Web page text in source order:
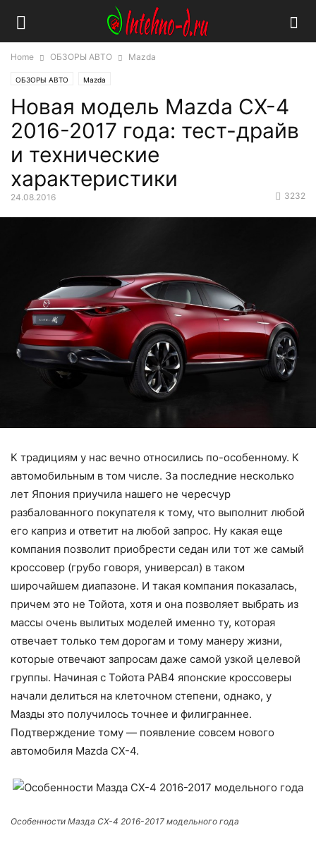
Home ОБЗОРЫ АВТО Mazda
ОБЗОРЫ АВТО Mazda
Новая модель Mazda CX-4
2016-2017 года: тест-драйв
и технические
характеристики
24.08.2016 3232
К традициям у нас вечно относились по-особенному. К
автомобильным в том числе. За последние несколько
лет Япония приучила нашего не чересчур
разбалованного покупателя к тому, что выполнит любой
его каприз и ответит на любой запрос. Ну какая еще
компания позволит приобрести седан или тот же самый
кроссовер (грубо говоря, универсал) в таком
широчайшем диапазоне. И такая компания показалась,
причем это не Тойота, хотя и она позволяет выбрать из
массы очень вылитых моделей именно ту, которая
отвечает только тем дорогам и тому манеру жизни,
которые отвечают запросам даже самой узкой целевой
группы. Начиная с Тойота РАВ4 японские кроссоверы
начали делиться на клеточном степени, однако, у
Мазды это получилось точнее и филиграннее.
Подтверждение тому — появление совсем нового
автомобиля Mazda CX-4.
Особенности Мазда СХ-4 2016-2017 модельного года